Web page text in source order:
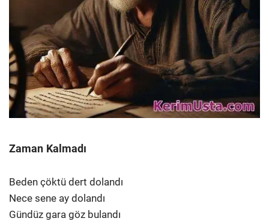
Zaman Kalmadı
Beden çöktü dert dolandı
Nece sene ay dolandı
Gündüz gara göz bulandı